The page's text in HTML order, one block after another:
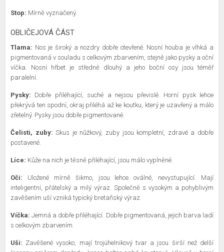
Stop: Mírně vyznačený.
OBLIČEJOVÁ ČÁST
Tlama: Nos je široký a nozdry dobře otevřené. Nosní houba je vlhká a
pigmentovaná v souladu s celkovým zbarvením, stejně jako pysky a oční
víčka. Nosní hřbet je středně dlouhý a jeho boční osy jsou téměř
paralelní.
Pysky: Dobře přiléhající, suché a nejsou převislé. Horní pysk lehce
překrývá ten spodní, okraj přiléhá až ke koutku, který je uzavřený a málo
zřetelný. Pysky jsou dobře pigmentované.
Čelisti, zuby: Skus je nůžkový, zuby jsou kompletní, zdravé a dobře
postavené.
Líce: Kůže na nich je těsně přiléhající, jsou málo vyplněné.
Oči:
Uložené mírně šikmo, jsou lehce oválné, nevystupující. Mají
inteligentní, přátelský a milý výraz. Společně s vysokým a pohyblivým
zavěšením uší vzniká typický bretaňský výraz.
Víčka: Jemná a dobře přiléhající. Dobře pigmentovaná, jejich barva ladí
s celkovým zbarvením.
Uši: Zavěšené vysoko, mají trojúhelnikový tvar a jsou širší než delší